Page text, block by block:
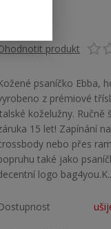
produkt
psaníčko Ebba,
z prémiové
koželužny.
15 let! Zapínání
nebo přes
také jako
logo